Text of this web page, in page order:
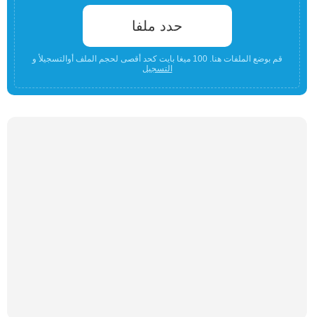
حدد ملفا
قم بوضع الملفات هنا. 100 ميغا بايت كحد أقصى لحجم الملف أوالتسجيلأ و
التسجيل